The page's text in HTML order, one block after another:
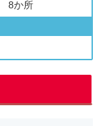
8か所